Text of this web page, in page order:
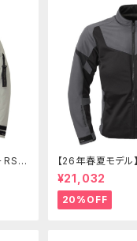
RSJ
【26年春夏モデル
342 クイックドラ
ケット
¥21,032
20%OFF